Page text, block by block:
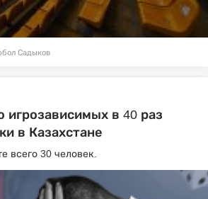
Садыков
игрозависимых в 40 раз
в Казахстане
всего 30 человек.